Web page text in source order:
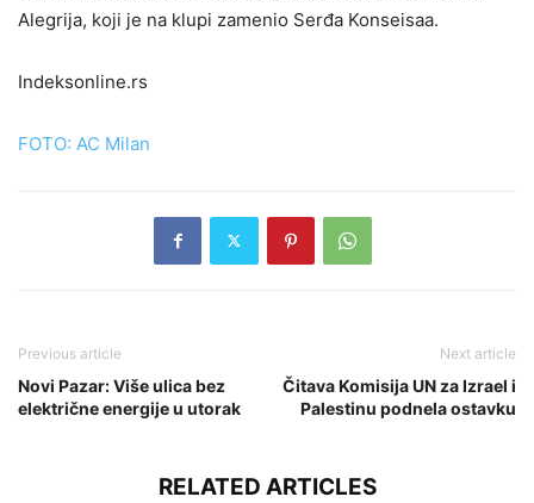
Alegrija, koji je na klupi zamenio Serđa Konseisaa.
Indeksonline.rs
FOTO: AC Milan
Previous article
Novi Pazar: Više ulica bez
električne energije u utorak
Next article
Čitava Komisija UN za Izrael i
Palestinu podnela ostavku
RELATED ARTICLES